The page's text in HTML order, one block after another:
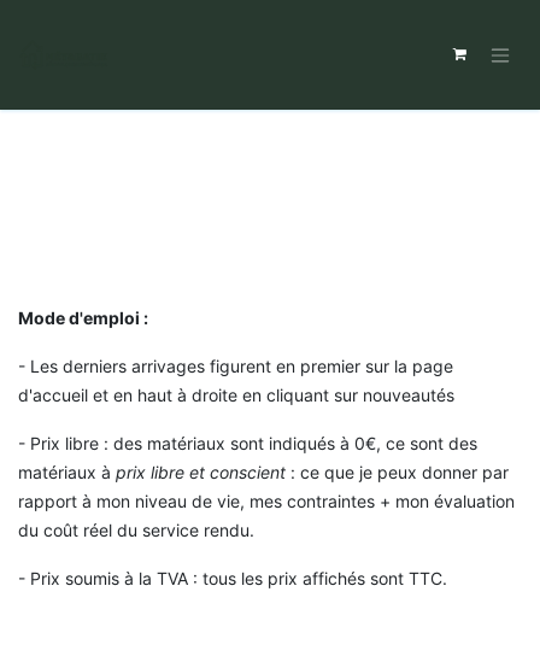
Mode d'emploi :
- Les derniers arrivages figurent en premier sur la page
d'accueil et en haut à droite en cliquant sur nouveautés
- Prix libre : des matériaux sont indiqués à 0€, ce sont des
matériaux à prix libre et conscient : ce que je peux donner par
rapport à mon niveau de vie, mes contraintes + mon évaluation
du coût réel du service rendu.
- Prix soumis à la TVA : tous les prix affichés sont TTC.